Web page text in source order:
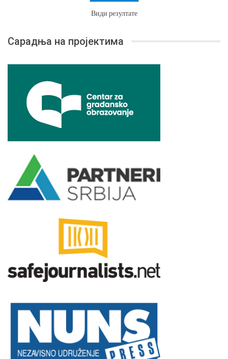
Види резултате
Сарадња на пројектима